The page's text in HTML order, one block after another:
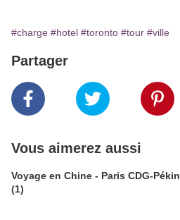
#charge #hotel #toronto #tour #ville
Partager
Vous aimerez aussi
Voyage en Chine - Paris CDG-Pékin
(1)